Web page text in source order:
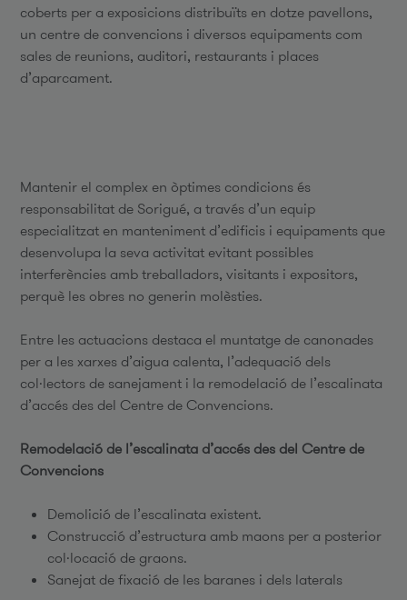
coberts per a exposicions distribuïts en dotze pavellons,
un centre de convencions i diversos equipaments com
sales de reunions, auditori, restaurants i places
d’aparcament.
Mantenir el complex en òptimes condicions és
responsabilitat de Sorigué, a través d’un equip
especialitzat en manteniment d’edificis i equipaments que
desenvolupa la seva activitat evitant possibles
interferències amb treballadors, visitants i expositors,
perquè les obres no generin molèsties.
Entre les actuacions destaca el muntatge de canonades
per a les xarxes d’aigua calenta, l’adequació dels
col·lectors de sanejament i la remodelació de l’escalinata
d’accés des del Centre de Convencions.
Remodelació de l’escalinata d’accés des del Centre de
Convencions
Demolició de l’escalinata existent.
Construcció d’estructura amb maons per a posterior
col·locació de graons.
Sanejat de fixació de les baranes i dels laterals